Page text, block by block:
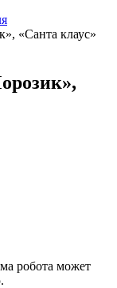
«Санта клаус»
робота может